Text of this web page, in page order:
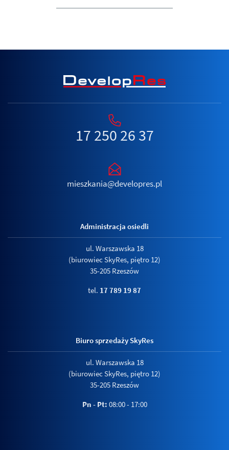
17 250 26 37
mieszkania@developres.pl
Administracja osiedli
ul. Warszawska 18
(biurowiec SkyRes, piętro 12)
35-205 Rzeszów
tel. 17 789 19 87
Biuro sprzedaży SkyRes
ul. Warszawska 18
(biurowiec SkyRes, piętro 12)
35-205 Rzeszów
Pn - Pt: 08:00 - 17:00